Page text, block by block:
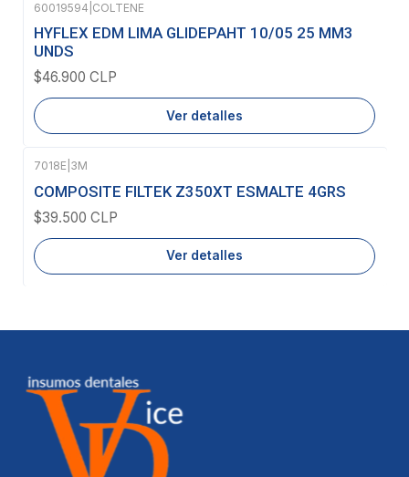
Agotado
60019594 COLTENE
HYFLEX EDM LIMA GLIDEPAHT 10/05 25 MM3
UNDS
$46.900 CLP
Ver detalles
Agotado
7018E 3M
COMPOSITE FILTEK Z350XT ESMALTE 4GRS
$39.500 CLP
Ver detalles